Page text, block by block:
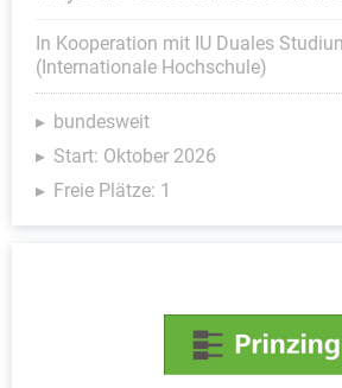
In Kooperation mit IU Duales
(Internationale Hochschule)
bundesweit
Start: Oktober 2026
Freie Plätze: 1